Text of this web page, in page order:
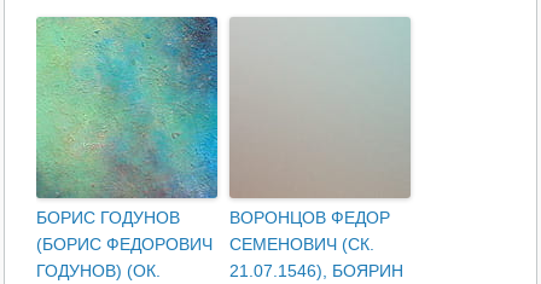
БОРИС ГОДУНОВ
(БОРИС ФЕДОРОВИЧ
ГОДУНОВ) (ОК.
ВОРОНЦОВ ФЕДОР
СЕМЕНОВИЧ (СК.
21.07.1546), БОЯРИН